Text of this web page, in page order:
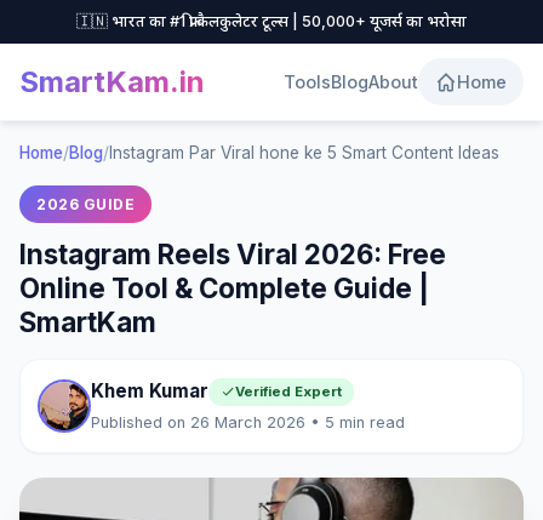
🇮🇳 भारत का #1 फ्री कैलकुलेटर टूल्स | 50,000+ यूजर्स का भरोसा
SmartKam.in ToolsBlogAbout Home
Home/Blog/Instagram Par Viral hone ke 5 Smart Content Ideas
2026 GUIDE
Instagram Reels Viral 2026: Free
Online Tool & Complete Guide |
SmartKam
Khem Kumar Verified Expert
Published on 26 March 2026 • 5 min read